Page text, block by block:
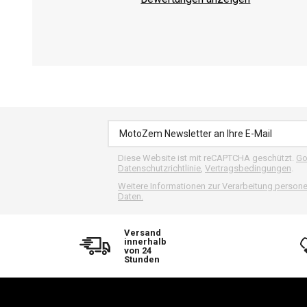
Motorradfahrer empfehlen
Erfahrener
Motorradfahrer
Diese Website ist mit reCAPTCHA geschützt.
Datenschutzrichtlinie Vertragsbedingungen
Weitere Informationen zur Verarbeitung
Daten.
Versand
innerhalb
von 24
Stunden